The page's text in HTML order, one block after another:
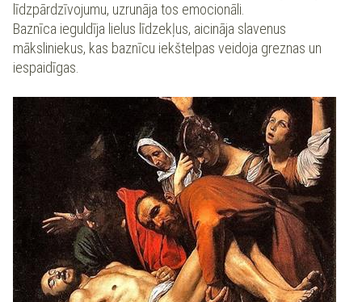
līdzpārdzīvojumu, uzrunāja tos emocionāli.
Baznīca ieguldīja lielus līdzekļus, aicināja slavenus
māksliniekus, kas baznīcu iekštelpas veidoja greznas un
iespaidīgas.